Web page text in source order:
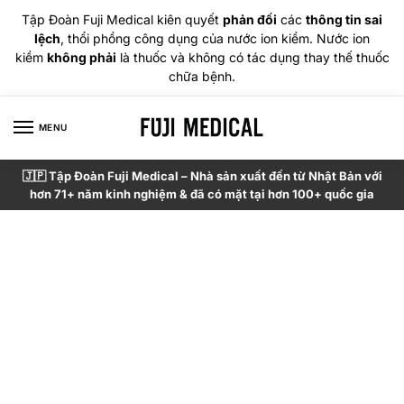
Tập Đoàn Fuji Medical kiên quyết phản đối các thông tin sai
lệch, thổi phồng công dụng của nước ion kiềm. Nước ion
kiềm không phải là thuốc và không có tác dụng thay thế thuốc
chữa bệnh.
MENU
🇯🇵 Tập Đoàn Fuji Medical – Nhà sản xuất đến từ Nhật Bản với
hơn 71+ năm kinh nghiệm & đã có mặt tại hơn 100+ quốc gia